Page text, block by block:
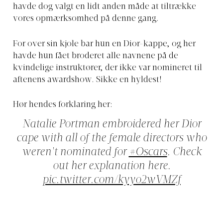
havde dog valgt en lidt anden måde at tiltrække
vores opmærksomhed på denne gang.
For over sin kjole bar hun en Dior-kappe, og her
havde hun fået broderet alle navnene på de
kvindelige instruktører, der ikke var nomineret til
aftenens awardshow. Sikke en hyldest!
Hør hendes forklaring her:
Natalie Portman embroidered her Dior
cape with all of the female directors who
weren't nominated for #Oscars. Check
out her explanation here.
pic.twitter.com/kyyo2wVMZf